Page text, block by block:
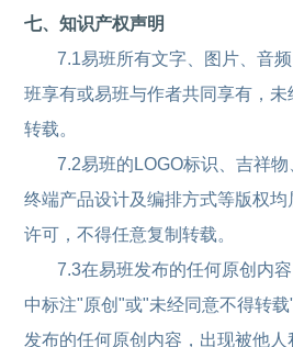
七、知识产权声明
7.1易班所有文字、图片、音
班享有或易班与作者共同享有，
转载。
7.2易班的LOGO标识、吉祥
终端产品设计及编排方式等版权
许可，不得任意复制转载。
7.3在易班发布的任何原创内
中标注"原创"或"未经同意不得转
发布的任何原创内容，出现被他